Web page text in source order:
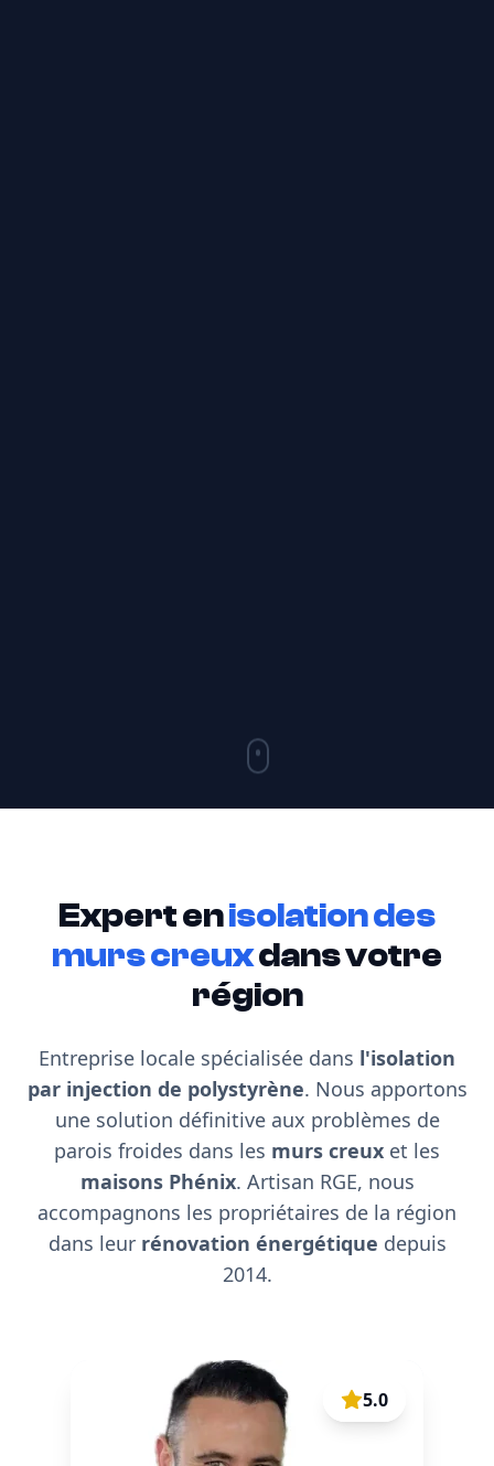
Expert enisolation des
murs creuxdans votre
région
Entreprise locale spécialisée dans l'isolation
par injection de polystyrène. Nous apportons
une solution définitive aux problèmes de
parois froides dans les murs creux et les
maisons Phénix. Artisan RGE, nous
accompagnons les propriétaires de la région
dans leurrénovation énergétique depuis
2014.
5.0